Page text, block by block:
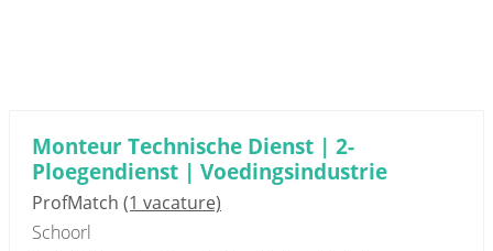
Monteur Technische Dienst | 2-
Ploegendienst | Voedingsindustrie
ProfMatch (1 vacature)
Schoorl